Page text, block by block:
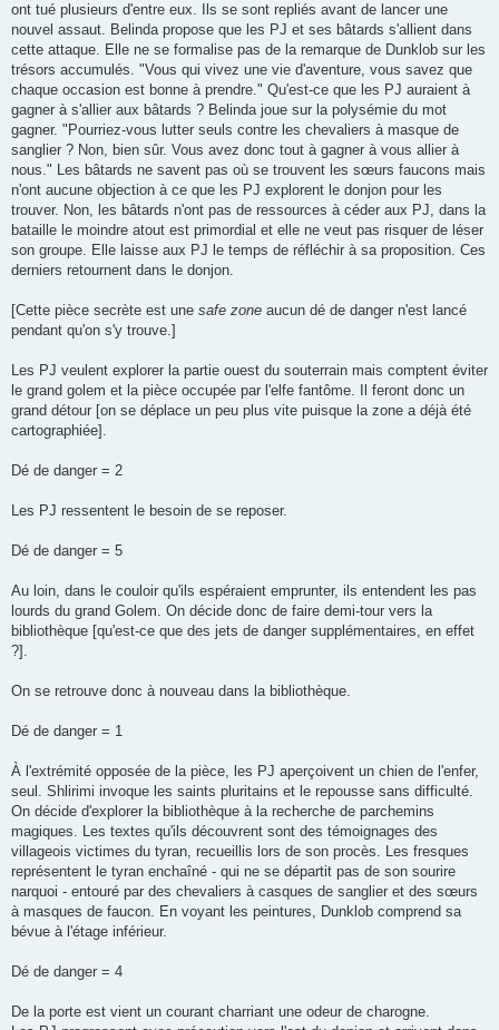
ont tué plusieurs d'entre eux. Ils se sont repliés avant de lancer une
nouvel assaut. Belinda propose que les PJ et ses bâtards s'allient dans
cette attaque. Elle ne se formalise pas de la remarque de Dunklob sur les
trésors accumulés. "Vous qui vivez une vie d'aventure, vous savez que
chaque occasion est bonne à prendre." Qu'est-ce que les PJ auraient à
gagner à s'allier aux bâtards ? Belinda joue sur la polysémie du mot
gagner. "Pourriez-vous lutter seuls contre les chevaliers à masque de
sanglier ? Non, bien sûr. Vous avez donc tout à gagner à vous allier à
nous." Les bâtards ne savent pas où se trouvent les sœurs faucons mais
n'ont aucune objection à ce que les PJ explorent le donjon pour les
trouver. Non, les bâtards n'ont pas de ressources à céder aux PJ, dans la
bataille le moindre atout est primordial et elle ne veut pas risquer de léser
son groupe. Elle laisse aux PJ le temps de réfléchir à sa proposition. Ces
derniers retournent dans le donjon.
[Cette pièce secrète est une safe zone aucun dé de danger n'est lancé
pendant qu'on s'y trouve.]
Les PJ veulent explorer la partie ouest du souterrain mais comptent éviter
le grand golem et la pièce occupée par l'elfe fantôme. Il feront donc un
grand détour [on se déplace un peu plus vite puisque la zone a déjà été
cartographiée].
Dé de danger = 2
Les PJ ressentent le besoin de se reposer.
Dé de danger = 5
Au loin, dans le couloir qu'ils espéraient emprunter, ils entendent les pas
lourds du grand Golem. On décide donc de faire demi-tour vers la
bibliothèque [qu'est-ce que des jets de danger supplémentaires, en effet
?].
On se retrouve donc à nouveau dans la bibliothèque.
Dé de danger = 1
À l'extrémité opposée de la pièce, les PJ aperçoivent un chien de l'enfer,
seul. Shlirimi invoque les saints pluritains et le repousse sans difficulté.
On décide d'explorer la bibliothèque à la recherche de parchemins
magiques. Les textes qu'ils découvrent sont des témoignages des
villageois victimes du tyran, recueillis lors de son procès. Les fresques
représentent le tyran enchaîné - qui ne se départit pas de son sourire
narquoi - entouré par des chevaliers à casques de sanglier et des sœurs
à masques de faucon. En voyant les peintures, Dunklob comprend sa
bévue à l'étage inférieur.
Dé de danger = 4
De la porte est vient un courant charriant une odeur de charogne.